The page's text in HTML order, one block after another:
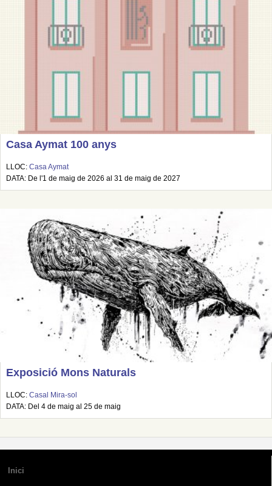
Casa Aymat 100 anys
LLOC: Casa Aymat
DATA: De l'1 de maig de 2026 al 31 de maig de 2027
Exposició Mons Naturals
LLOC: Casal Mira-sol
DATA: Del 4 de maig al 25 de maig
Inici